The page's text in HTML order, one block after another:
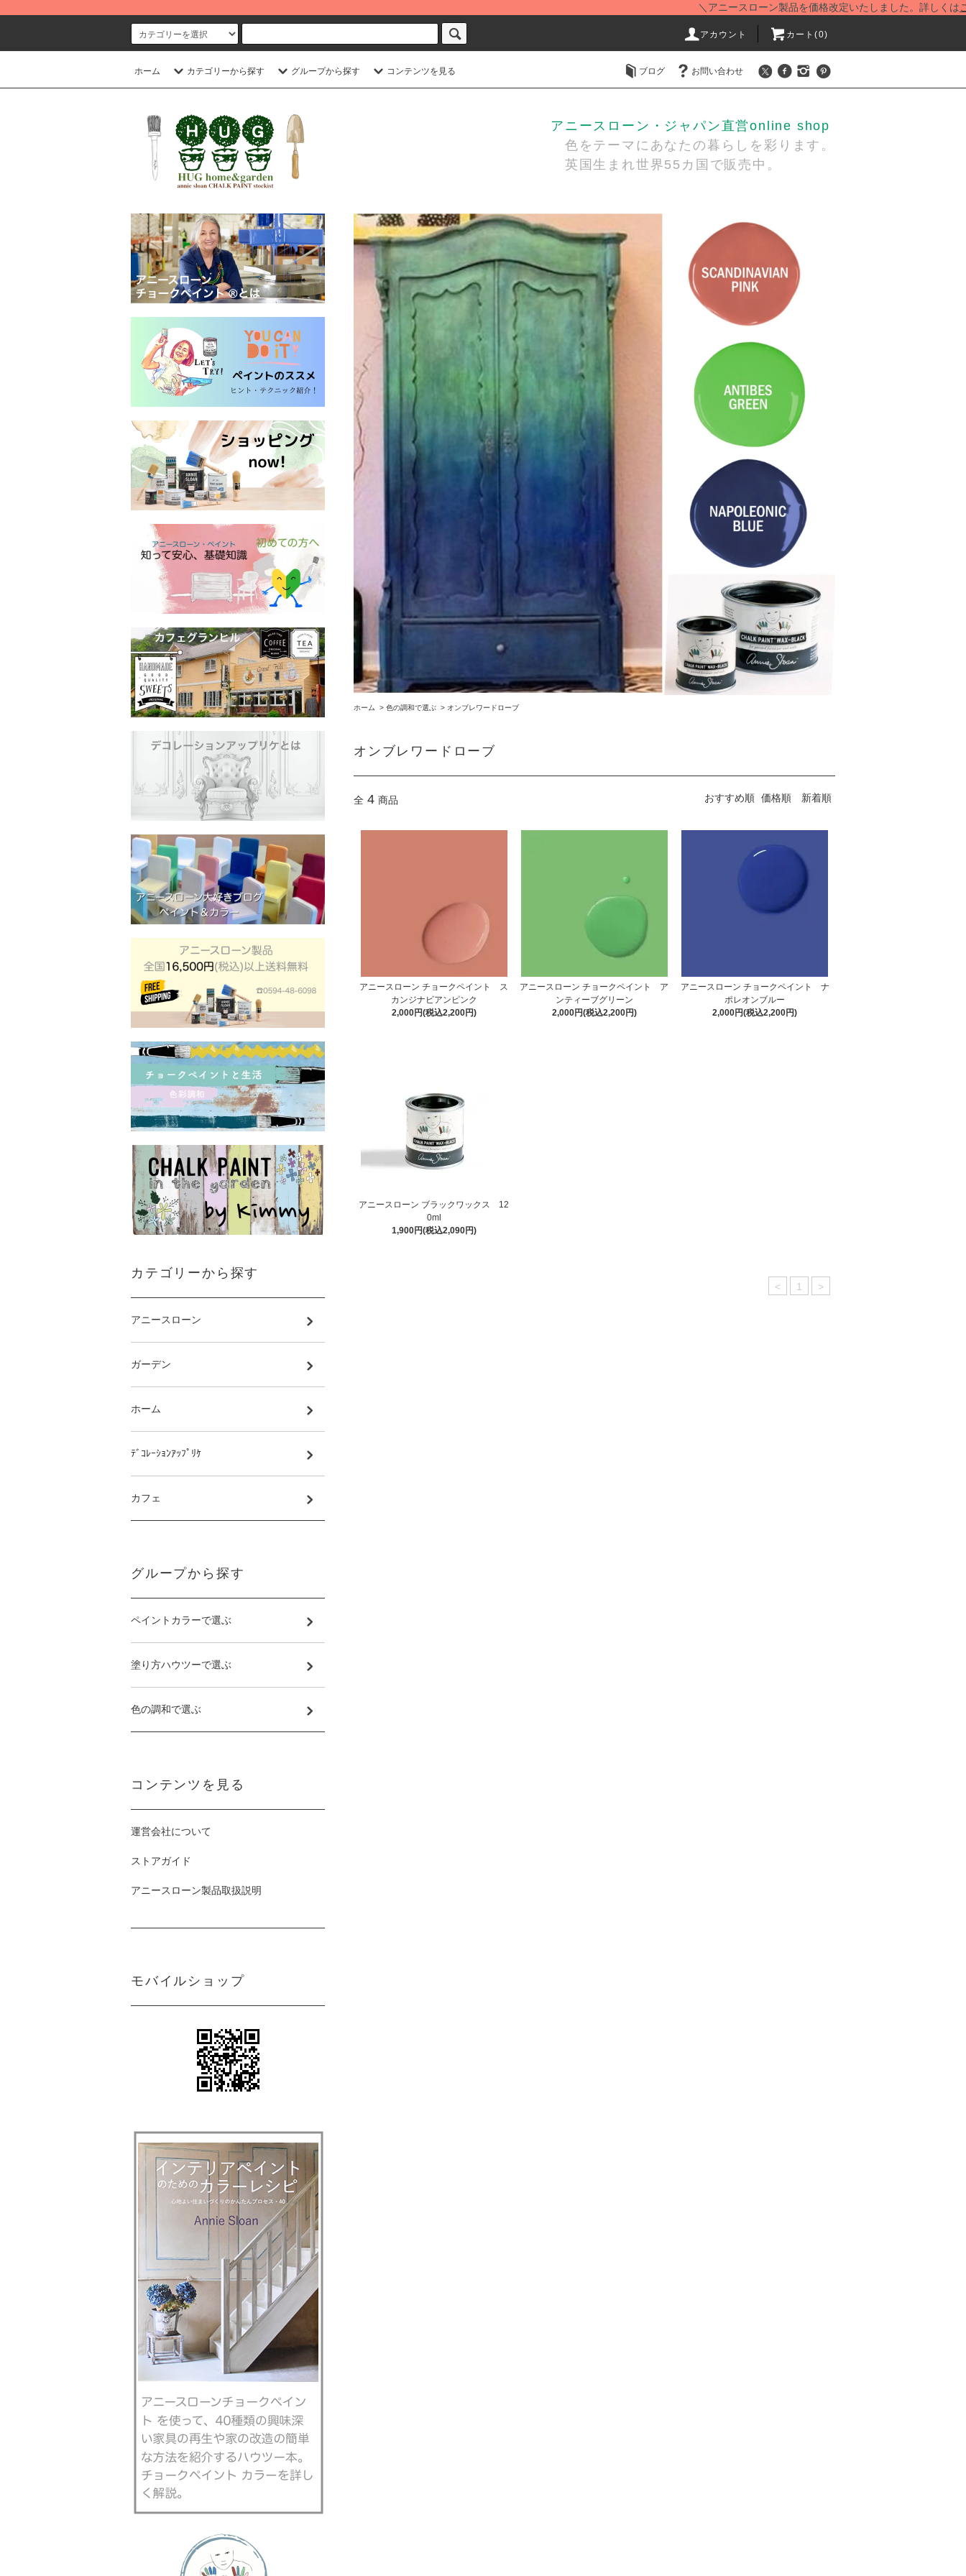
＼アニースローン製品を価格改定いたしました。詳しくは こちらを
アカウント カート(0)
ホーム カテゴリーから探す グループから探す コンテンツを見る ブログ お問い合わせ
アニースローン・ジャパン直営online shop
色をテーマにあなたの暮らしを彩ります。
英国生まれ世界55カ国で販売中。
ホーム > 色の調和で選ぶ > オンブレワードローブ
オンブレワードローブ
全 4 商品 おすすめ順 価格順 新着順
アニースローン チョークペイント ス
カンジナビアンピンク
2,000円(税込2,200円)
アニースローン チョークペイント ア
ンティーブグリーン
2,000円(税込2,200円)
アニースローン チョークペイント ナ
ポレオンブルー
2,000円(税込2,200円)
アニースローン ブラックワックス 12
0ml
1,900円(税込2,090円)
< 1 >
カテゴリーから探す
アニースローン
ガーデン
ホーム
ﾃﾞｺﾚｰｼｮﾝｱｯﾌﾟﾘｹ
カフェ
グループから探す
ペイントカラーで選ぶ
塗り方ハウツーで選ぶ
色の調和で選ぶ
コンテンツを見る
運営会社について
ストアガイド
アニースローン製品取扱説明
モバイルショップ